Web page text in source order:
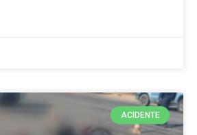
ACIDENTE